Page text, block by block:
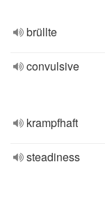
brüllte
convulsive
krampfhaft
steadiness